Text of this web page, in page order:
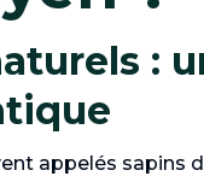
:
appelés sapins